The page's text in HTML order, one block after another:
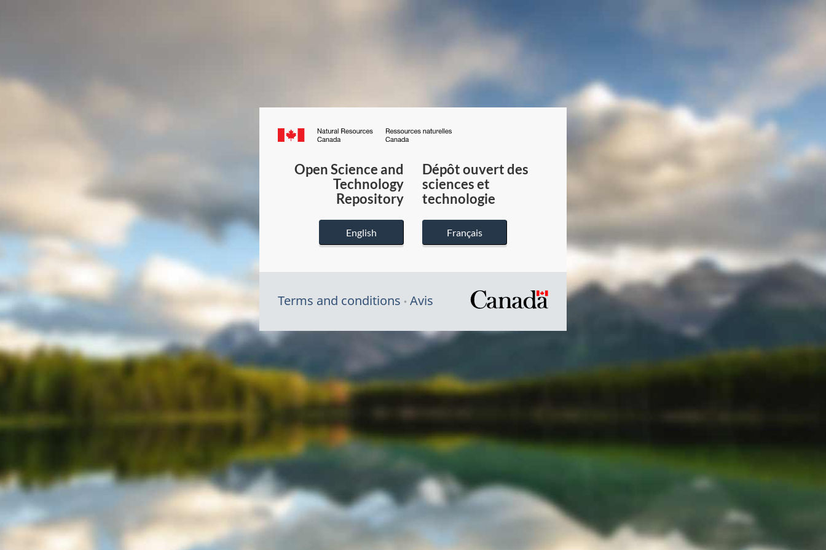
Canada.ca
du
Canada
Open Science and
Technology
Repository
English
Dépôt ouvert des
sciences et
technologie
Français
Terms and conditions Avis
/
gouvernement
du